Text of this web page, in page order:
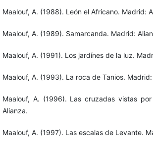
Maalouf, A. (1988). León el Africano. Madrid:
Maalouf, A. (1989). Samarcanda. Madrid:
Maalouf, A. (1991). Los jardínes de la luz.
Maalouf, A. (1993). La roca de Tanios.
Maalouf, A. (1996). Las cruzadas vistas
Alianza.
Maalouf, A. (1997). Las escalas de Levante.